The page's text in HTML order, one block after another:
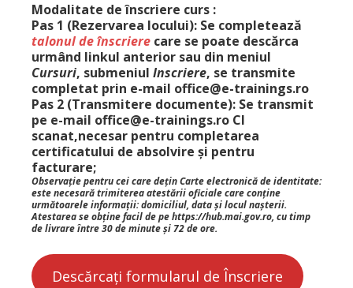
Modalitate de înscriere curs :
Pas 1 (Rezervarea locului): Se completează
talonul de înscriere care se poate descărca
urmând linkul anterior sau din meniul
Cursuri, submeniul Inscriere, se transmite
completat prin e-mail office@e-trainings.ro
Pas 2 (Transmitere documente): Se transmit
pe e-mail office@e-trainings.ro CI
scanat,necesar pentru completarea
certificatului de absolvire și pentru
facturare;
Observațiepentru cei care deținCarteelectronică de identitate:
este necesară trimiterea atestării oficiale care conține
următoarele informații: domiciliul, data și locul nașterii.
Atestarea se obține facil de pe https://hub.mai.gov.ro, cu timp
de livrare între 30 de minute și 72 de ore.
Descărcați formularul de Înscriere